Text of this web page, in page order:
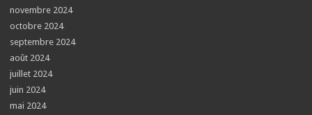
novembre 2024
octobre 2024
septembre 2024
août 2024
juillet 2024
juin 2024
mai 2024